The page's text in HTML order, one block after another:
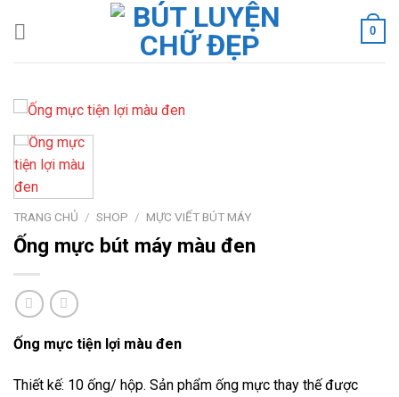
0
TRANG CHỦ / SHOP / MỰC VIẾT BÚT MÁY
Ống mực bút máy màu đen
Ống mực tiện lợi màu đen
Thiết kế: 10 ống/ hộp. Sản phẩm ống mực thay thế được